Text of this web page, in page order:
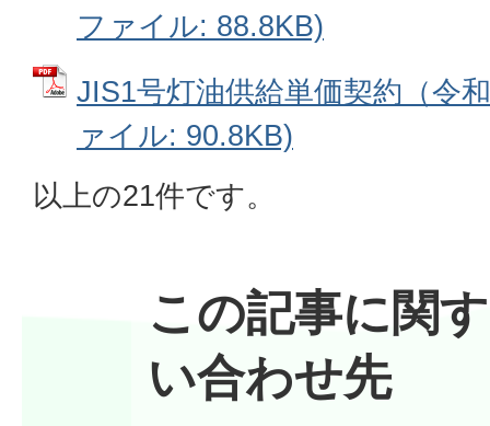
ファイル: 88.8KB)
JIS1号灯油供給単価契約（令
ァイル: 90.8KB)
以上の21件です。
この記事に関
い合わせ先